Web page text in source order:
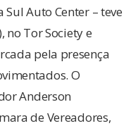
Auto Center – teve
no Tor Society e
pela presença
O
Anderson
de Vereadores,